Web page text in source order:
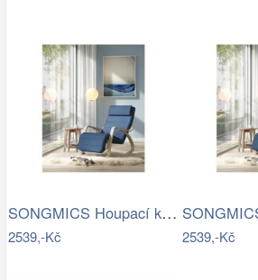
SONGMICS Houpací křeslo polstrované…
2539,-Kč 2539,-Kč